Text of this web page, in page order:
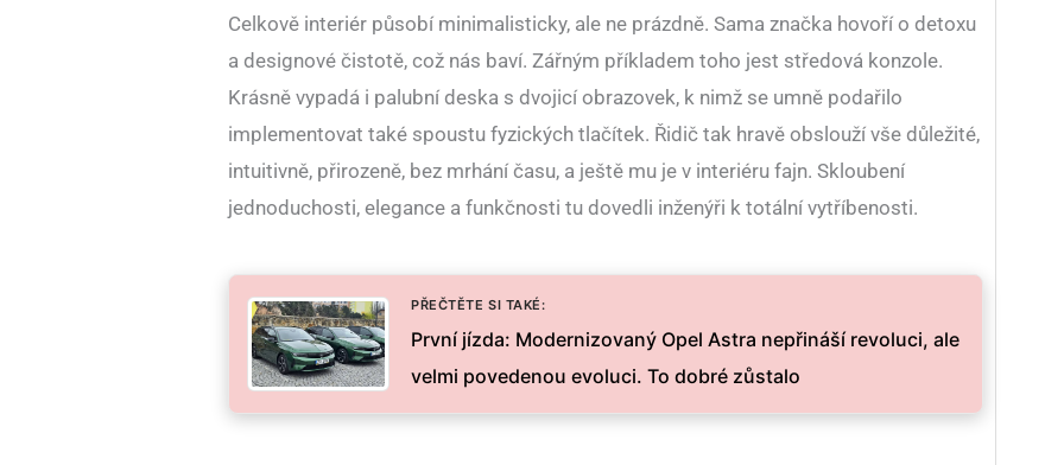
Celkově interiér působí minimalisticky, ale ne prázdně. Sama značka hovoří o detoxu
a designové čistotě, což nás baví. Zářným příkladem toho jest středová konzole.
Krásně vypadá i palubní deska s dvojicí obrazovek, k nimž se umně podařilo
implementovat také spoustu fyzických tlačítek. Řidič tak hravě obslouží vše důležité,
intuitivně, přirozeně, bez mrhání času, a ještě mu je v interiéru fajn. Skloubení
jednoduchosti, elegance a funkčnosti tu dovedli inženýři k totální vytříbenosti.
PŘEČTĚTE SI TAKÉ:
První jízda: Modernizovaný Opel Astra nepřináší revoluci, ale
velmi povedenou evoluci. To dobré zůstalo